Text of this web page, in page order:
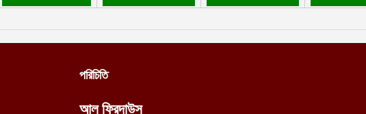
পরিচিতি
আল ফিরদাউস